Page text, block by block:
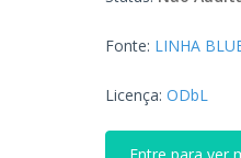
Fonte: LINHA
Licença: ODbL